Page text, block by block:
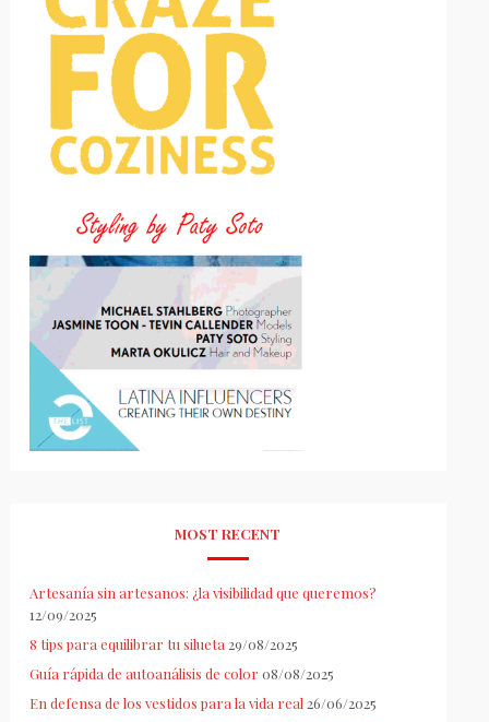
MOST RECENT
Artesanía sin artesanos: ¿la visibilidad que queremos?
12/09/2025
8 tips para equilibrar tu silueta 29/08/2025
Guía rápida de autoanálisis de color 08/08/2025
En defensa de los vestidos para la vida real 26/06/2025